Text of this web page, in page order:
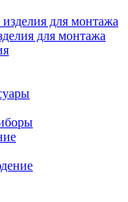
для монтажа